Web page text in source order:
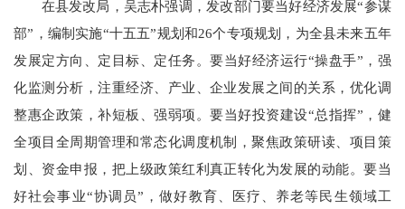
在县发改局，吴志朴强调，发改部门要当好经济发展“参谋
部”，编制实施“十五五”规划和26个专项规划，为全县未来五年
发展定方向、定目标、定任务。要当好经济运行“操盘手”，强
化监测分析，注重经济、产业、企业发展之间的关系，优化调
整惠企政策，补短板、强弱项。要当好投资建设“总指挥”，健
全项目全周期管理和常态化调度机制，聚焦政策研读、项目策
划、资金申报，把上级政策红利真正转化为发展的动能。要当
好社会事业“协调员”，做好教育、医疗、养老等民生领域工